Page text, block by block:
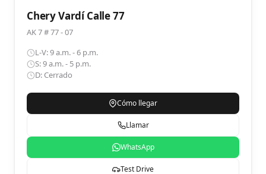
Chery Vardí Calle 77
AK 7 # 77 - 07
L-V: 9 a.m. - 6 p.m.
S: 9 a.m. - 5 p.m.
D: Cerrado
Cómo llegar
Llamar
WhatsApp
Test Drive